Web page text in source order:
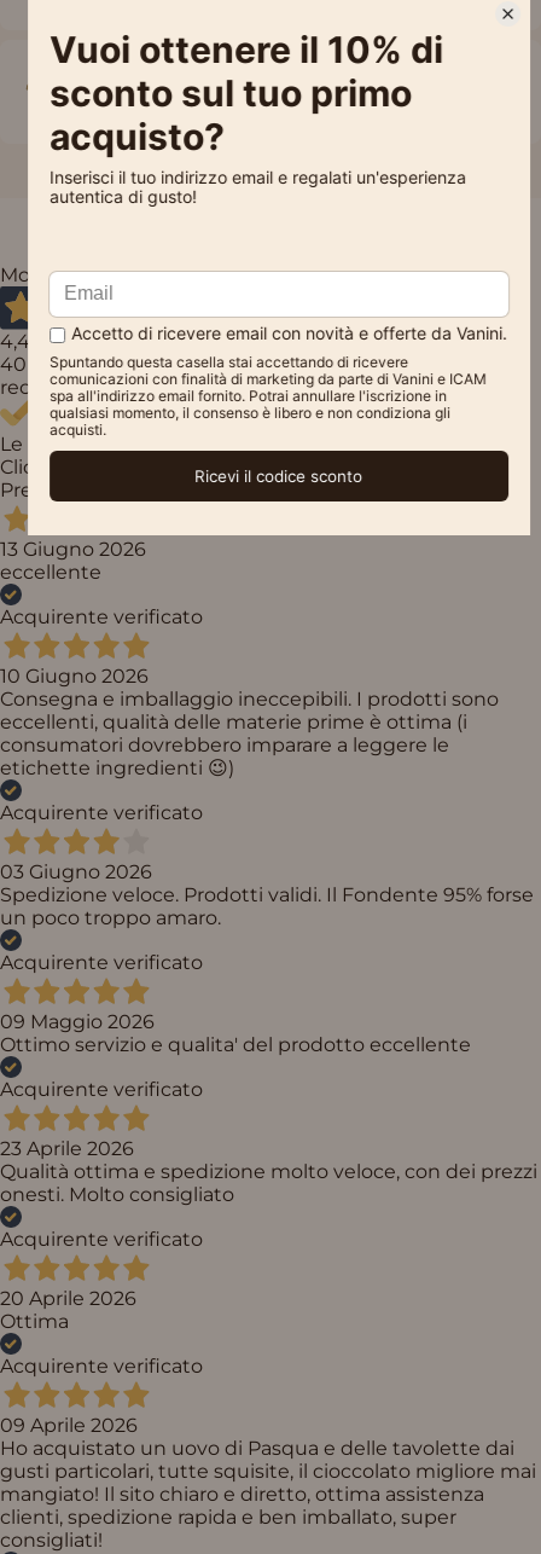
Sustainable Cocoa
Coming from certified plantations
Molto Buono
4,4
40
recensioni
Le nostre recensioni a 4 e 5 stelle.
Clicca qui per leggerle tutte >
Precedente
13 Giugno 2026
eccellente
Acquirente verificato
10 Giugno 2026
Consegna e imballaggio ineccepibili. I prodotti sono
eccellenti, qualità delle materie prime è ottima (i
consumatori dovrebbero imparare a leggere le
etichette ingredienti 😉)
Acquirente verificato
03 Giugno 2026
Spedizione veloce. Prodotti validi. Il Fondente 95% forse
un poco troppo amaro.
Acquirente verificato
09 Maggio 2026
Ottimo servizio e qualita' del prodotto eccellente
Acquirente verificato
23 Aprile 2026
Qualità ottima e spedizione molto veloce, con dei prezzi
onesti. Molto consigliato
Acquirente verificato
20 Aprile 2026
Ottima
Acquirente verificato
09 Aprile 2026
Ho acquistato un uovo di Pasqua e delle tavolette dai
gusti particolari, tutte squisite, il cioccolato migliore mai
mangiato! Il sito chiaro e diretto, ottima assistenza
clienti, spedizione rapida e ben imballato, super
consigliati!